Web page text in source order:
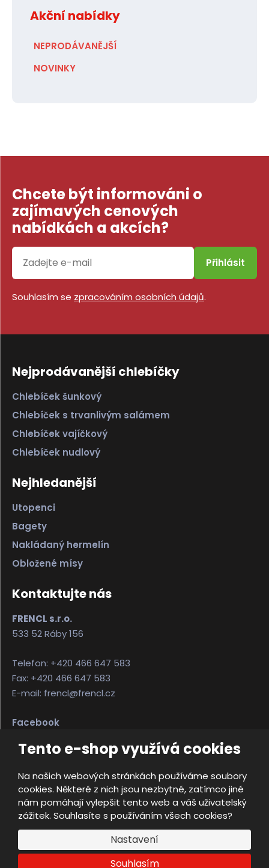
Tento e-shop využívá cookies
Na našich webových stránkách používáme soubory
cookies. Některé z nich jsou nezbytné, zatímco jiné
nám pomáhají vylepšit tento web a váš uživatelský
zážitek. Souhlasíte s používáním všech cookies?
Nastavení
Souhlasím
Akční nabídky
NEPRODÁVANĚJŠÍ
NOVINKY
Chcete být informováni o
zajímavých cenových
nabídkách a akcích?
Přihlásit
Souhlasím se zpracováním osobních údajů.
Nejprodávanější chlebíčky
Chlebíček šunkový
Chlebíček s trvanlivým salámem
Chlebíček vajíčkový
Chlebíček nudlový
Nejhledanější
Utopenci
Bagety
Nakládaný hermelín
Obložené mísy
Kontaktujte nás
FRENCL s.r.o.
533 52 Ráby 156
Telefon: +420 466 647 583
Fax: +420 466 647 583
E-mail: frencl@frencl.cz
Facebook
© 2026, FRENCL s.r.o.
Úvodní stranaObchodní podmínky
Ochrana osobních údajůMapa stránek
e
R